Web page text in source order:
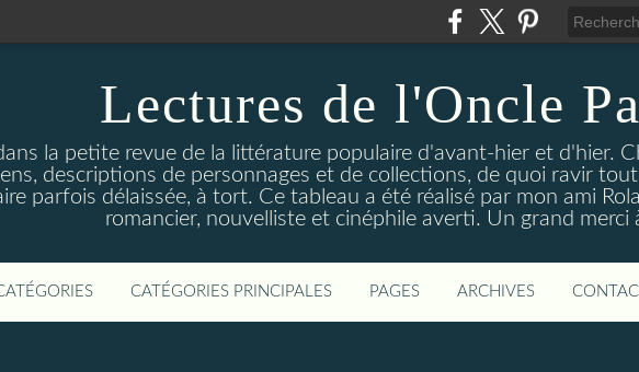
Lectures de l'Oncle
la petite revue de la littérature populaire d'avant-hier et d'hier.
descriptions de personnages et de collections, de quoi ravir
parfois délaissée, à tort. Ce tableau a été réalisé par mon ami
romancier, nouvelliste et cinéphile averti. Un grand merci
CATÉGORIES PRINCIPALES PAGES ARCHIVES